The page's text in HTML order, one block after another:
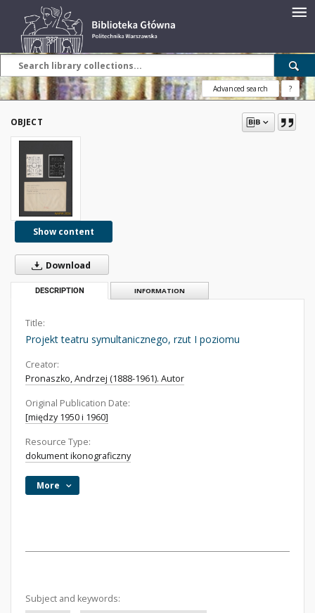
Advanced search ?
OBJECT
Show content
Download
DESCRIPTION INFORMATION
Title:
Projekt teatru symultanicznego, rzut I poziomu
Creator:
Pronaszko, Andrzej (1888-1961). Autor
Original Publication Date:
[między 1950 i 1960]
Resource Type:
dokument ikonograficzny
More
Subject and keywords: